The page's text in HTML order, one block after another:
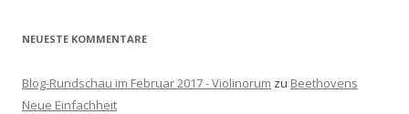
NEUESTE KOMMENTARE
Blog-Rundschau im Februar 2017 - Violinorum zu Beethovens
Neue Einfachheit